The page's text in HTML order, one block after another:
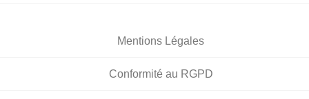
Mentions Légales
Conformité au RGPD